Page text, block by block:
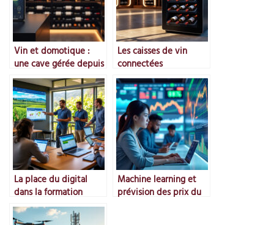
Vin et domotique :
une cave gérée depuis
son smartphone
Les caisses de vin
connectées
La place du digital
dans la formation
viticole
Machine learning et
prévision des prix du